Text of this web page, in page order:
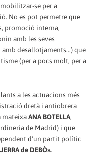
se per a
No es pot permetre que
promoció interna,
amb les seves
desallotjaments...) que
(per a pocs molt, per a
a les actuacions més
dretà i antiobrera
mateixaANA BOTELLA,
de Madrid) i que
d'un partit polític
de DEBÒ».